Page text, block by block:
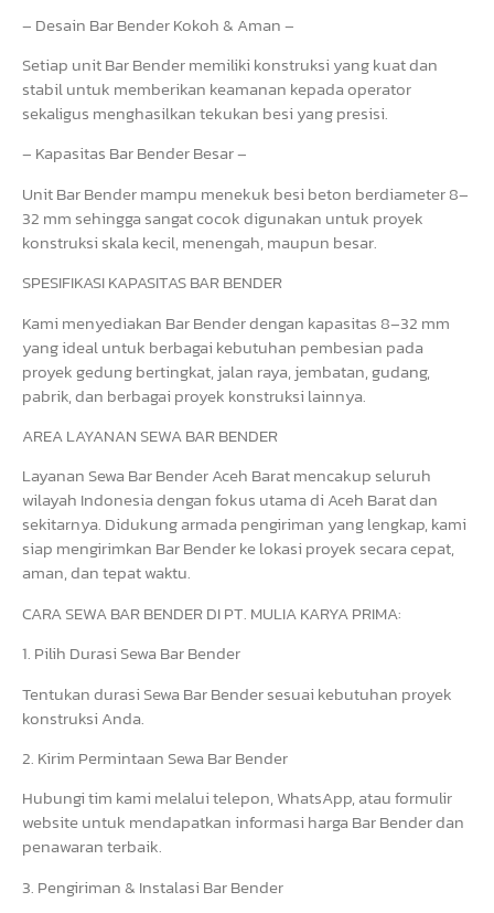
– Desain Bar Bender Kokoh & Aman –
Setiap unit Bar Bender memiliki konstruksi yang kuat dan
stabil untuk memberikan keamanan kepada operator
sekaligus menghasilkan tekukan besi yang presisi.
– Kapasitas Bar Bender Besar –
Unit Bar Bender mampu menekuk besi beton berdiameter 8–
32 mm sehingga sangat cocok digunakan untuk proyek
konstruksi skala kecil, menengah, maupun besar.
SPESIFIKASI KAPASITAS BAR BENDER
Kami menyediakan Bar Bender dengan kapasitas 8–32 mm
yang ideal untuk berbagai kebutuhan pembesian pada
proyek gedung bertingkat, jalan raya, jembatan, gudang,
pabrik, dan berbagai proyek konstruksi lainnya.
AREA LAYANAN SEWA BAR BENDER
Layanan Sewa Bar Bender Aceh Barat mencakup seluruh
wilayah Indonesia dengan fokus utama di Aceh Barat dan
sekitarnya. Didukung armada pengiriman yang lengkap, kami
siap mengirimkan Bar Bender ke lokasi proyek secara cepat,
aman, dan tepat waktu.
CARA SEWA BAR BENDER DI PT. MULIA KARYA PRIMA:
1. Pilih Durasi Sewa Bar Bender
Tentukan durasi Sewa Bar Bender sesuai kebutuhan proyek
konstruksi Anda.
2. Kirim Permintaan Sewa Bar Bender
Hubungi tim kami melalui telepon, WhatsApp, atau formulir
website untuk mendapatkan informasi harga Bar Bender dan
penawaran terbaik.
3. Pengiriman & Instalasi Bar Bender